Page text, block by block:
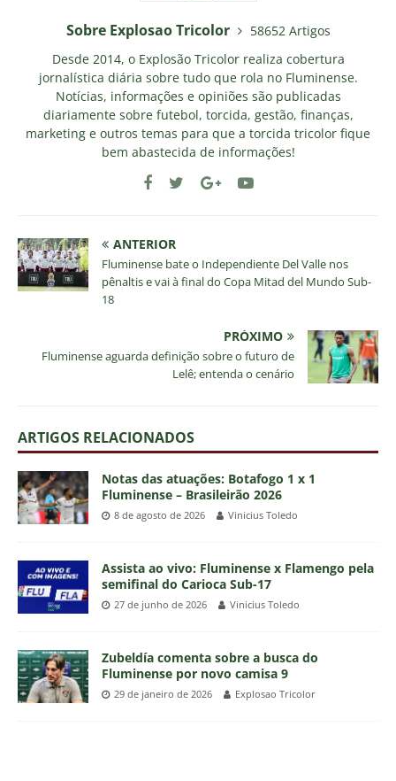
Sobre Explosao Tricolor
58652 Artigos
Desde 2014, o Explosão Tricolor realiza cobertura
jornalística diária sobre tudo que rola no Fluminense.
Notícias, informações e opiniões são publicadas
diariamente sobre futebol, torcida, gestão, finanças,
marketing e outros temas para que a torcida tricolor fique
bem abastecida de informações!
ANTERIOR
Fluminense bate o Independiente Del Valle nos
pênaltis e vai à final do Copa Mitad del Mundo Sub-
18
PRÓXIMO
Fluminense aguarda definição sobre o futuro de
Lelê; entenda o cenário
ARTIGOS RELACIONADOS
Notas das atuações: Botafogo 1 x 1
Fluminense – Brasileirão 2026
8 de agosto de 2026 Vinicius Toledo
Assista ao vivo: Fluminense x Flamengo pela
semifinal do Carioca Sub-17
27 de junho de 2026 Vinicius Toledo
Zubeldía comenta sobre a busca do
Fluminense por novo camisa 9
29 de janeiro de 2026 Explosao Tricolor